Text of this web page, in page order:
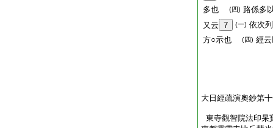
多也
(四) 路係多
又云 7 (一) 依次
方○示也
(四) 經
大日經疏演奧鈔第
東寺觀智院法印杲